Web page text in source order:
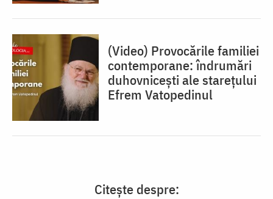
(Video) Provocările familiei
contemporane: îndrumări
duhovnicești ale starețului
Efrem Vatopedinul
Citește despre: